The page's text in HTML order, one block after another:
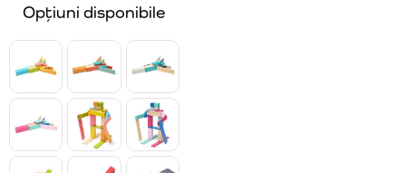
Opțiuni disponibile